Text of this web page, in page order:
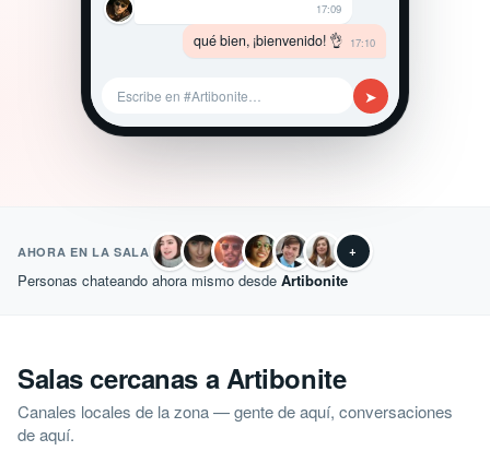
17:09
qué bien, ¡bienvenido! 👌 17:10
Escribe en #Artibonite… ➤
AHORA EN LA SALA +
Personas chateando ahora mismo desde Artibonite
Salas cercanas a Artibonite
Canales locales de la zona — gente de aquí, conversaciones
de aquí.